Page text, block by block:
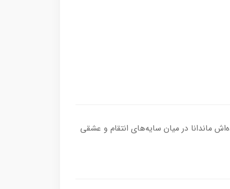
ماندانا در میان سایه‌های انتقام و عشقی